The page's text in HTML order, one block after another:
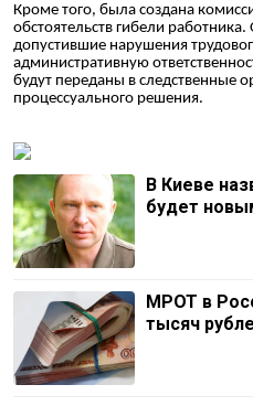
Кроме того, была создана
обстоятельств гибели
допустившие нарушения
административную
будут переданы в следственные
процессуального решения.
В Киеве
будет
МРОТ в
тысяч